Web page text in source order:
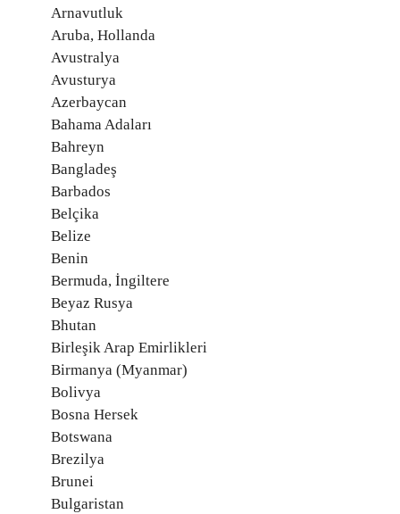
Arnavutluk
Aruba, Hollanda
Avustralya
Avusturya
Azerbaycan
Bahama Adaları
Bahreyn
Bangladeş
Barbados
Belçika
Belize
Benin
Bermuda, İngiltere
Beyaz Rusya
Bhutan
Birleşik Arap Emirlikleri
Birmanya (Myanmar)
Bolivya
Bosna Hersek
Botswana
Brezilya
Brunei
Bulgaristan